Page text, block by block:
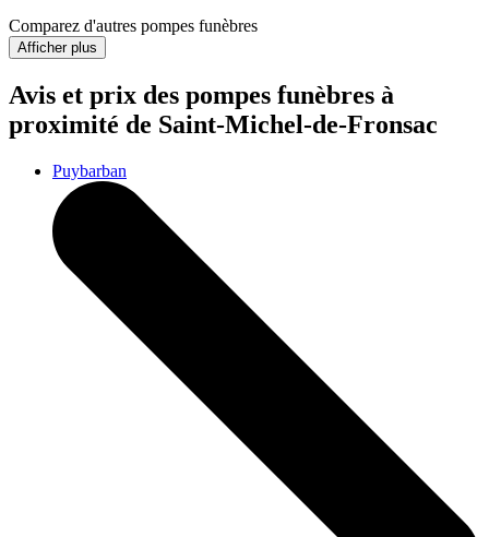
Comparez d'autres pompes funèbres
Afficher plus
Avis et prix des pompes funèbres à
proximité de Saint-Michel-de-Fronsac
Puybarban